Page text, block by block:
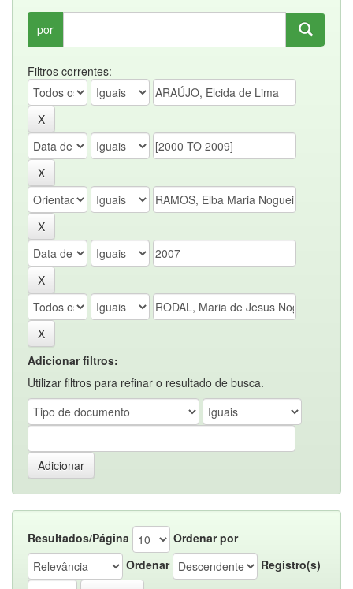
por
Filtros correntes:
Adicionar filtros:
Utilizar filtros para refinar o resultado de busca.
Resultados/Página
Ordenar por
Ordenar
Registro(s)